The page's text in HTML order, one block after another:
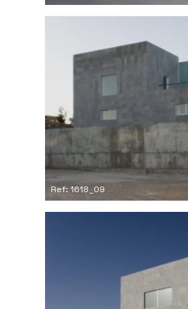
Ref: 1618_09